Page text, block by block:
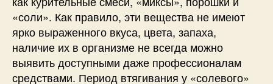
«соли». Как правило, эти вещества не имеют
ярко выраженного вкуса, цвета, запаха,
наличие их в организме не всегда можно
выявить доступными даже профессионалам
средствами. Период втягивания у «солевого»